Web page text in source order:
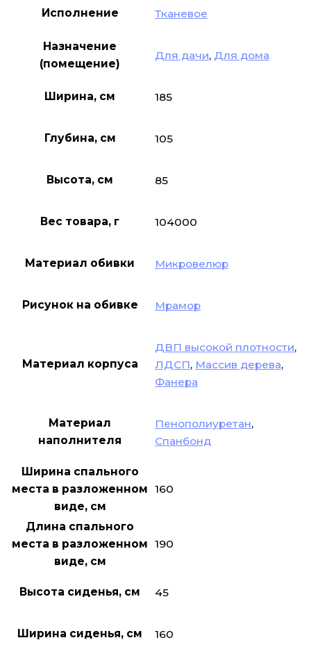
Исполнение Тканевое
Назначение
(помещение)
Для дачи, Для дома
Ширина, см 185
Глубина, см 105
Высота, см 85
Вес товара, г 104000
Материал обивки Микровелюр
Рисунок на обивке Мрамор
Материал корпуса
ДВП высокой плотности,
ЛДСП, Массив дерева,
Фанера
Материал
наполнителя
Пенополиуретан,
Спанбонд
Ширина спального
места в разложенном
виде, см
160
Длина спального
места в разложенном
виде, см
190
Высота сиденья, см 45
Ширина сиденья, см 160